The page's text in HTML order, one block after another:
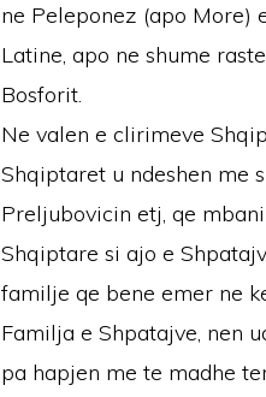
ne Peleponez (apo More)
Latine, apo ne shume
Bosforit.
Ne valen e clirimeve
Shqiptaret u ndeshen me
Preljubovicin etj, qe
Shqiptare si ajo e
familje qe bene emer ne
Familja e Shpatajve, nen
pa hapjen me te madhe